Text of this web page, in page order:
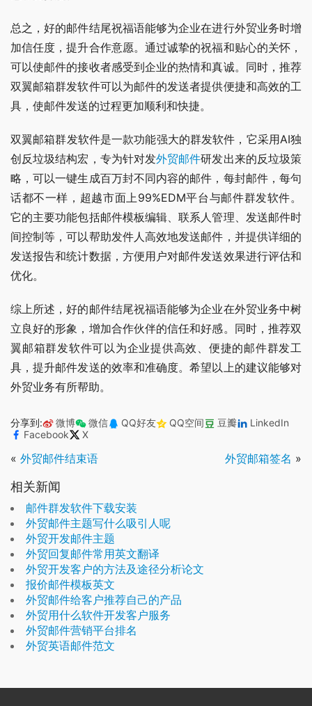
总之，好的邮件结尾祝福语能够为企业在进行外贸业务时增
加信任度，提升合作意愿。通过诚挚的祝福和贴心的关怀，
可以使邮件的接收者感受到企业的热情和真诚。同时，推荐
双翼邮箱群发软件可以为邮件的发送者提供便捷和高效的工
具，使邮件发送的过程更加顺利和快捷。
双翼邮箱群发软件是一款功能强大的群发软件，它采用AI独
创反垃圾结构宏，专为针对发外贸邮件研发出来的反垃圾策
略，可以一键生成百万封不同内容的邮件，每封邮件，每句
话都不一样，超越市面上99%EDM平台与邮件群发软件。
它的主要功能包括邮件模板编辑、联系人管理、发送邮件时
间控制等，可以帮助发件人高效地发送邮件，并提供详细的
发送报告和统计数据，方便用户对邮件发送效果进行评估和
优化。
综上所述，好的邮件结尾祝福语能够为企业在外贸业务中树
立良好的形象，增加合作伙伴的信任和好感。同时，推荐双
翼邮箱群发软件可以为企业提供高效、便捷的邮件群发工
具，提升邮件发送的效率和准确度。希望以上的建议能够对
外贸业务有所帮助。
分享到: 微博 微信 QQ好友 QQ空间 豆瓣
LinkedIn
Facebook
X
« 外贸邮件结束语 外贸邮箱签名 »
相关新闻
邮件群发软件下载安装
外贸邮件主题写什么吸引人呢
外贸开发邮件主题
外贸回复邮件常用英文翻译
外贸开发客户的方法及途径分析论文
报价邮件模板英文
外贸邮件给客户推荐自己的产品
外贸用什么软件开发客户服务
外贸邮件营销平台排名
外贸英语邮件范文